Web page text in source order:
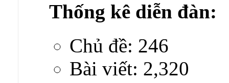
Thống kê diễn đàn:
Chủ đề: 246
Bài viết: 2,320